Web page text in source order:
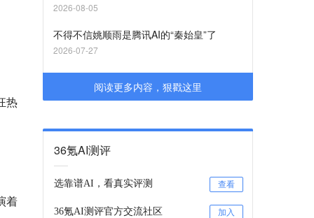
热
着
2026-08-05
不得不信姚顺雨是腾讯AI的“秦始皇”了
2026-07-27
阅读更多内容，狠戳这里
36氪AI测评
选靠谱AI，看真实评测 查看
36氪AI测评官方交流社区 加入